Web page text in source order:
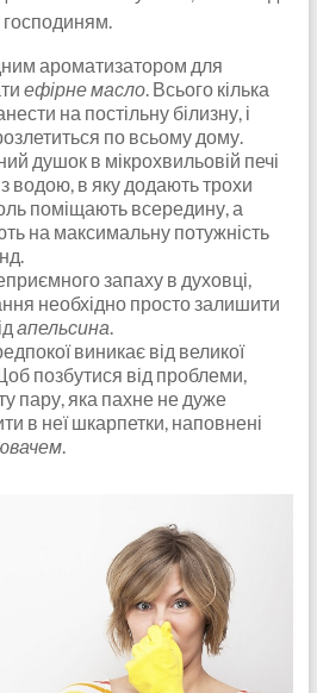
ароматизатором для
ефірне масло. Всього кілька
на постільну білизну, і
по всьому дому.
душок в мікрохвильовій печі
водою, в яку додають трохи
поміщають всередину, а
на максимальну потужність
запаху в духовці,
необхідно просто залишити
апельсина.
виникає від великої
Щоб позбутися від проблеми,
пару, яка пахне не дуже
в неї шкарпетки, наповнені
.